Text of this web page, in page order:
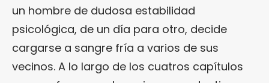
un hombre de dudosa estabilidad
psicológica, de un día para otro, decide
cargarse a sangre fría a varios de sus
vecinos. A lo largo de los cuatros capítulos